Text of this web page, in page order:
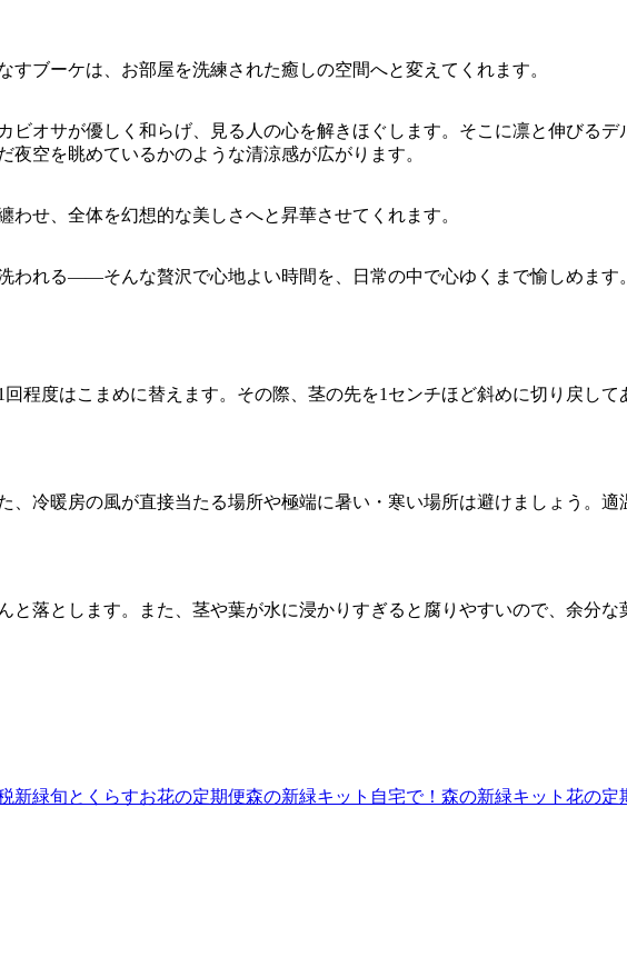
ブーケは、お部屋を洗練された癒しの空間へと変えてくれます。
ビオサが優しく和らげ、見る人の心を解きほぐします。そこに凛と伸びる
空を眺めているかのような清涼感が広がります。
せ、全体を幻想的な美しさへと昇華させてくれます。
われる――そんな贅沢で心地よい時間を、日常の中で心ゆくまで愉しめます。
程度はこまめに替えます。その際、茎の先を1センチほど斜めに切り戻し
冷暖房の風が直接当たる場所や極端に暑い・寒い場所は避けましょう。
落とします。また、茎や葉が水に浸かりすぎると腐りやすいので、余分
新緑旬とくらすお花の定期便森の新緑キット 自宅で！森の新緑キット 花の定